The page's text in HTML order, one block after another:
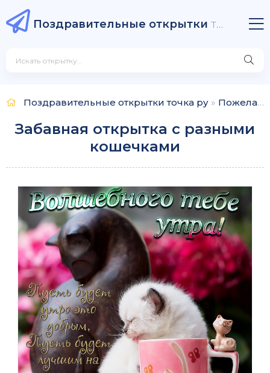
Поздравительные открытки точка ру
Поздравительные открытки точка ру » Пожелания
Забавная открытка с разными
кошечками